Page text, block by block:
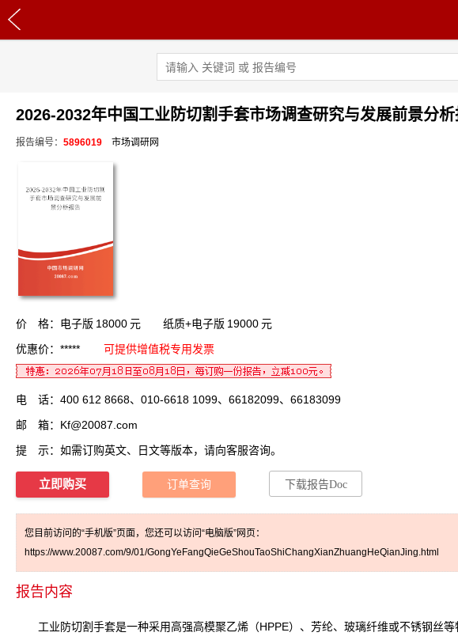
2026-2032年中国工业防切割手套市场调查研究与发展前景分
报告编号：5896019 市场调研网
价 格：电子版 18000元 纸质+电子版 19000元
优惠价：*****
可提供增值税专用发票
电 话：400 612 8668、010-6618 1099、66182099、66183099
邮 箱： Kf@20087.com
提 示：如需订购英文、日文等版本，请向客服咨询。
立即购买 订单查询 下载报告Doc
您目前访问的“手机版”页面，您还可以访问“电脑版”网页：
https://www.20087.com/9/01/GongYeFangQieGeShouTaoShiChangXianZhuangHeQianJing.html
报告内容
工业防切割手套是一种采用高强高模聚乙烯（HPPE）、芳纶、玻璃纤维或不锈钢丝等